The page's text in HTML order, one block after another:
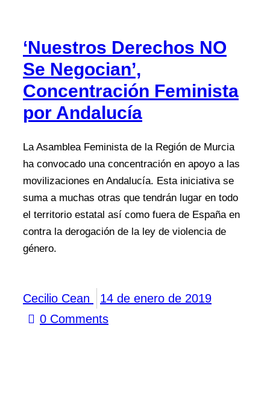
‘Nuestros Derechos NO
Se Negocian’,
Concentración Feminista
por Andalucía
La Asamblea Feminista de la Región de Murcia
ha convocado una concentración en apoyo a las
movilizaciones en Andalucía. Esta iniciativa se
suma a muchas otras que tendrán lugar en todo
el territorio estatal así como fuera de España en
contra la derogación de la ley de violencia de
género.
Cecilio Cean
14 de enero de 2019
0 Comments